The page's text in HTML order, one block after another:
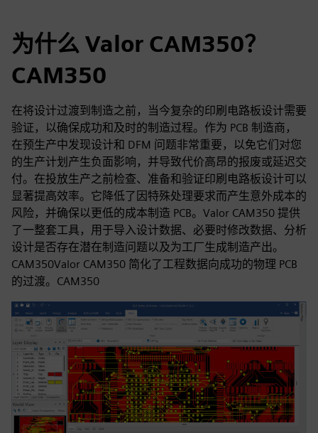
为什么 Valor CAM350？
CAM350
在将设计过渡到制造之前，当今复杂的印刷电路板设计需要
验证，以确保成功和及时的制造过程。作为 PCB 制造商，
在预生产中发现设计和 DFM 问题非常重要，以免它们对您
的生产计划产生负面影响，并导致代价高昂的报废或延迟交
付。在投放生产之前检查、准备和验证印刷电路板设计可以
显著提高效率。它降低了因特殊处理要求而产生意外成本的
风险，并确保以更低的成本制造 PCB。Valor CAM350 提供
了一整套工具，用于导入设计数据、必要时修改数据、分析
设计是否存在潜在制造问题以及为工厂生成制造产出。
CAM350Valor CAM350 简化了工程数据向成功的物理 PCB
的过渡。CAM350